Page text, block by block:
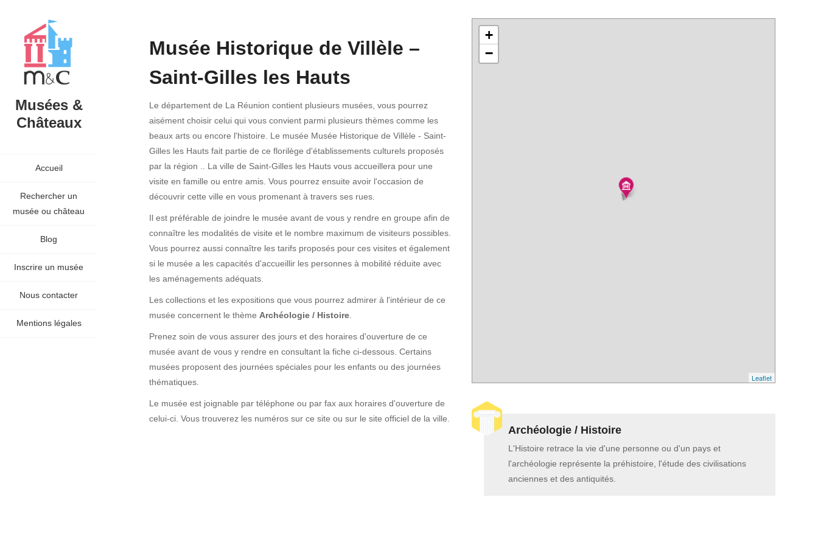
Musées &
Châteaux
Accueil
Rechercher un
musée ou château
Blog
Inscrire un musée
Nous contacter
Mentions légales
Musée Historique de Villèle –
Saint-Gilles les Hauts
Le département de La Réunion contient plusieurs musées, vous pourrez
aisément choisir celui qui vous convient parmi plusieurs thèmes comme les
beaux arts ou encore l'histoire. Le musée Musée Historique de Villèle - Saint-
Gilles les Hauts fait partie de ce florilège d'établissements culturels proposés
par la région .. La ville de Saint-Gilles les Hauts vous accueillera pour une
visite en famille ou entre amis. Vous pourrez ensuite avoir l'occasion de
découvrir cette ville en vous promenant à travers ses rues.
Il est préférable de joindre le musée avant de vous y rendre en groupe afin de
connaître les modalités de visite et le nombre maximum de visiteurs possibles.
Vous pourrez aussi connaître les tarifs proposés pour ces visites et également
si le musée a les capacités d'accueillir les personnes à mobilité réduite avec
les aménagements adéquats.
Les collections et les expositions que vous pourrez admirer à l'intérieur de ce
musée concernent le thème Archéologie / Histoire
Prenez soin de vous assurer des jours et des horaires d'ouverture de ce
musée avant de vous y rendre en consultant la fiche ci-dessous. Certains
musées proposent des journées spéciales pour les enfants ou des journées
thématiques.
Le musée est joignable par téléphone ou par fax aux horaires d'ouverture de
celui-ci. Vous trouverez les numéros sur ce site ou sur le site officiel de la ville.
+
−
Leaflet
Archéologie / Histoire
L'Histoire retrace la vie d'une personne ou d'un pays et
l'archéologie représente la préhistoire, l'étude des civilisations
anciennes et des antiquités.